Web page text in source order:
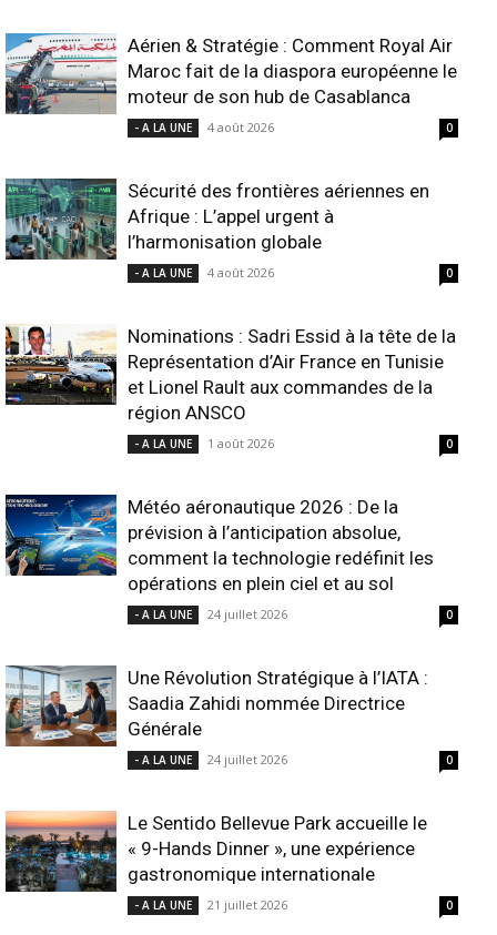
Aérien & Stratégie : Comment Royal Air
Maroc fait de la diaspora européenne le
moteur de son hub de Casablanca
- A LA UNE 4 août 2026 0
Sécurité des frontières aériennes en
Afrique : L’appel urgent à
l’harmonisation globale
- A LA UNE 4 août 2026 0
Nominations : Sadri Essid à la tête de la
Représentation d’Air France en Tunisie
et Lionel Rault aux commandes de la
région ANSCO
- A LA UNE 1 août 2026 0
Météo aéronautique 2026 : De la
prévision à l’anticipation absolue,
comment la technologie redéfinit les
opérations en plein ciel et au sol
- A LA UNE 24 juillet 2026 0
Une Révolution Stratégique à l’IATA :
Saadia Zahidi nommée Directrice
Générale
- A LA UNE 24 juillet 2026 0
Le Sentido Bellevue Park accueille le
« 9-Hands Dinner », une expérience
gastronomique internationale
- A LA UNE 21 juillet 2026 0